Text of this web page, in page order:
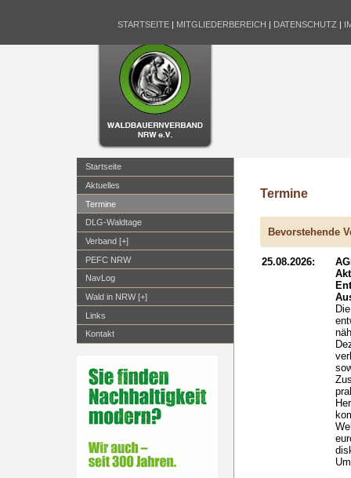
STARTSEITE | MITGLIEDERBEREICH | DATENSCHUTZ |
Startseite
Aktuelles
Termine
DLG-Waldtage
Verband [+]
PEFC NRW
NavLog
Wald in NRW [+]
Links
Kontakt
Termine
Bevorstehende
25.08.2026: